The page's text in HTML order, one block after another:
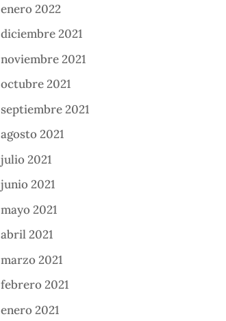
enero 2022
diciembre 2021
noviembre 2021
octubre 2021
septiembre 2021
agosto 2021
julio 2021
junio 2021
mayo 2021
abril 2021
marzo 2021
febrero 2021
enero 2021